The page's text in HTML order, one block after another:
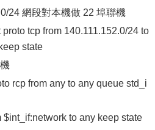
24 網段對本機做 22 埠聯機
tcp from 140.111.152.0/24 to
state
rcp from any to any queue std_i
$int_if:network to any keep state